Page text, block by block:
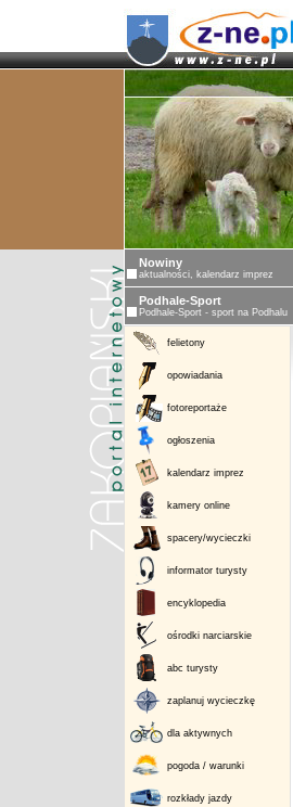
Nowiny
aktualności, kalendarz imprez
Podhale-Sport
Podhale-Sport - sport na Podhalu
felietony
opowiadania
fotoreportaże
ogłoszenia
kalendarz imprez
kamery online
spacery/wycieczki
informator turysty
encyklopedia
ośrodki narciarskie
abc turysty
zaplanuj wycieczkę
dla aktywnych
pogoda / warunki
rozkłady jazdy